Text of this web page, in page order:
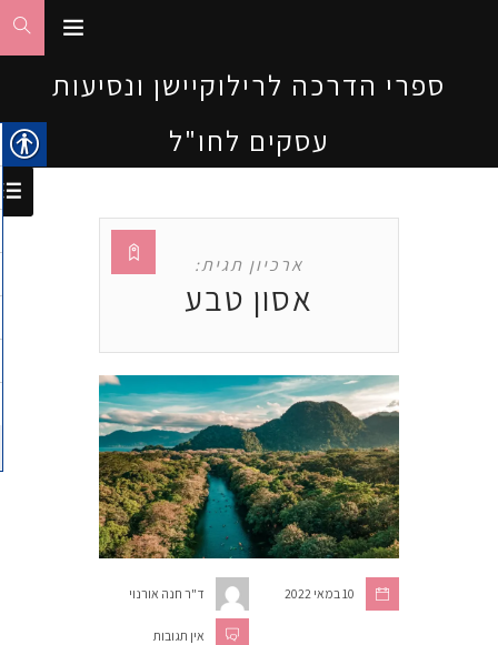
ספרי הדרכה לרילוקיישן ונסיעות
עסקים לחו"ל
ארכיון תגית:
אסון טבע
ד"ר חנה אורנוי 10 במאי 2022
אין תגובות